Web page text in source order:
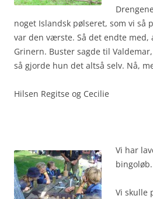
noget Islandsk pølseret, som vi så
var den værste. Så det endte
Grinern. Buster sagde til
så gjorde hun det altså selv. Nå,
Hilsen Regitse og Cecilie
Vi har
Vi skulle